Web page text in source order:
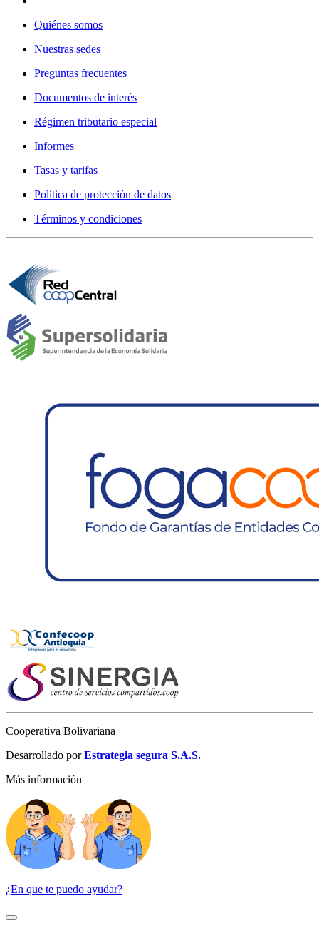
Quiénes somos
Nuestras sedes
Preguntas frecuentes
Documentos de interés
Régimen tributario especial
Informes
Tasas y tarifas
Política de protección de datos
Términos y condiciones
Cooperativa Bolivariana
Desarrollado porEstrategia segura S.A.S.
Más información
¿En que te puedo ayudar?